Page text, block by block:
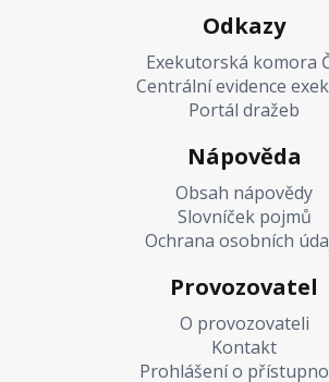
Odkazy
Exekutorská komora
Centrální evidence
Portál dražeb
Nápověda
Obsah nápovědy
Slovníček pojmů
Ochrana osobních
Provozovatel
O provozovateli
Kontakt
Prohlášení o